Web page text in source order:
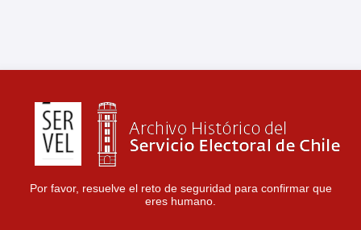
Por favor, resuelve el reto de seguridad para confirmar que
eres humano.